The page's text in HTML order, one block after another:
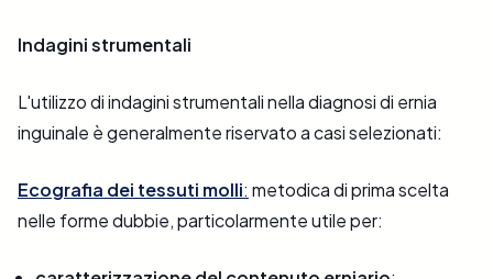
Indagini strumentali
L'utilizzo di indagini strumentali nella diagnosi di ernia
inguinale è generalmente riservato a casi selezionati:
Ecografia dei tessuti molli: metodica di prima scelta
nelle forme dubbie, particolarmente utile per: